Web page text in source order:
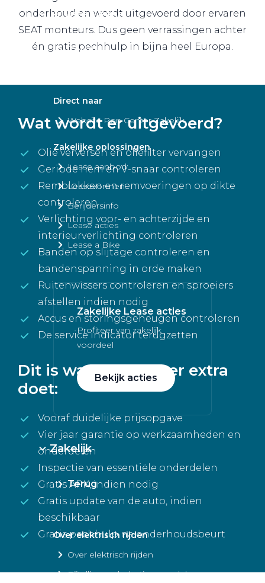
Private Lease
Terug
Direct naar
Website Pon Center Zakelijk
Zakelijke oplossingen
Lease aanbod
Leasevormen
Berijdersinfo
Lease acties
Lease a Bike
Zakelijke Lease acties
Profiteer van zakelijk
voordeel
Bekijk acties
Zakelijk
Terug
Over elektrisch rijden
Over elektrisch rijden
Bijtelling en belastingvoordelen
onderhoud en wordt uitgevoerd door ervaren
SEAT monteurs. Dus geen verrassingen achter
én gratis pechhulp in bijna heel Europa.
Wat wordt er uitgevoerd?
Olie verversen en oliefilter vervangen
Geribde riem en V-snaar controleren
Remblokken en remvoeringen op dikte
controleren
Verlichting voor- en achterzijde en
interieurverlichting controleren
Banden op slijtage controleren en
bandenspanning in orde maken
Ruitenwissers controleren en sproeiers
afstellen indien nodig
Accus en storingsgeheugen controleren
De service indicator terugzetten
Dit is wat Pon Center extra
doet:
Vooraf duidelijke prijsopgave
Vier jaar garantie op werkzaamheden en
onderdelen
Inspectie van essentiële onderdelen
Gratis APK, indien nodig
Gratis update van de auto, indien
beschikbaar
Gratis pechhulp na onderhoudsbeurt